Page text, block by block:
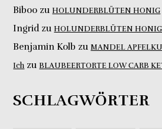
Biboo zuHOLUNDERBLÜTEN HONIG
IngridzuHOLUNDERBLÜTEN HONIG
Benjamin Kolb zuMANDEL
Ich zuBLAUBEERTORTE LOW CARB
SCHLAGWÖRTER